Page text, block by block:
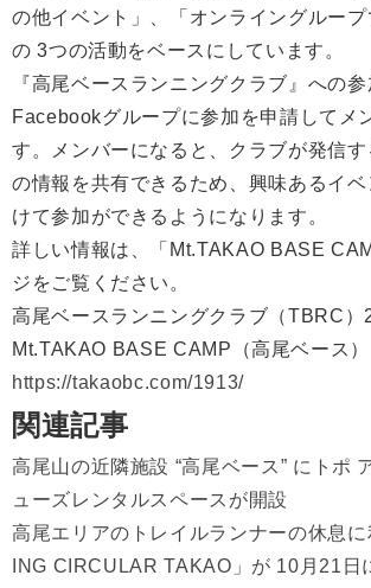
の他イベント」、「オンライングループ
の 3つの活動をベースにしています。
『高尾ベースランニングクラブ』への
Facebookグループに参加を申請してメ
す。メンバーになると、クラブが発信
の情報を共有できるため、興味あるイ
けて参加ができるようになります。
詳しい情報は、「Mt.TAKAO BASE
ジをご覧ください。
高尾ベースランニングクラブ（TBRC）
Mt.TAKAO BASE CAMP（高尾ベース）
https://takaobc.com/1913/
関連記事
高尾山の近隣施設 “高尾ベース” にトポ
ューズレンタルスペースが開設
高尾エリアのトレイルランナーの休息
ING CIRCULAR TAKAO」が 10月21日